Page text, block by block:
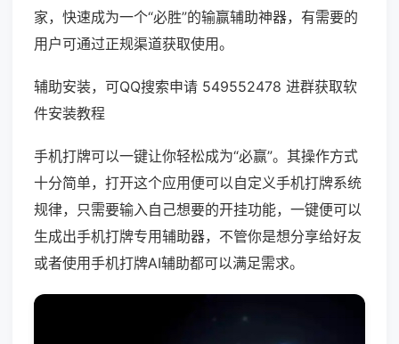
家，快速成为一个“必胜”的输赢辅助神器，有需要的
用户可通过正规渠道获取使用。
辅助安装，可QQ搜索申请 549552478 进群获取软
件安装教程
手机打牌可以一键让你轻松成为“必赢”。其操作方式
十分简单，打开这个应用便可以自定义手机打牌系统
规律，只需要输入自己想要的开挂功能，一键便可以
生成出手机打牌专用辅助器，不管你是想分享给好友
或者使用手机打牌AI辅助都可以满足需求。